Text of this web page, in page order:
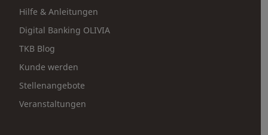
Hilfe & Anleitungen
Digital Banking OLIVIA
TKB Blog
Kunde werden
Stellenangebote
Veranstaltungen